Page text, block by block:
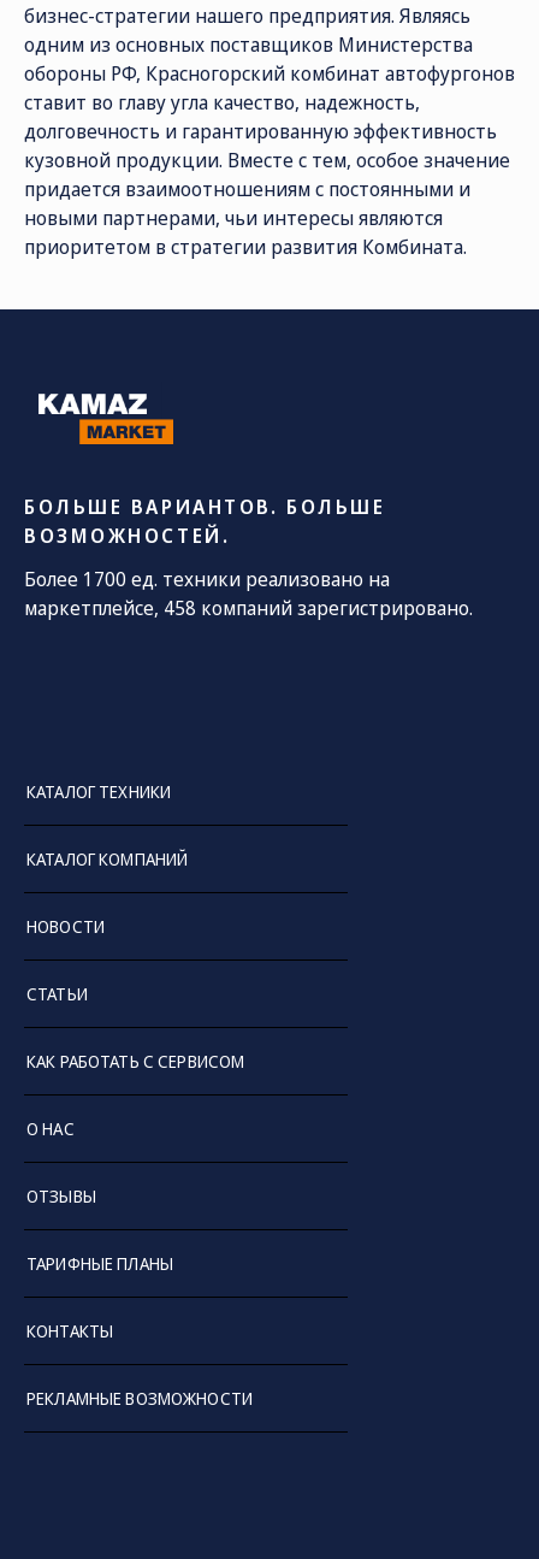
ТЕЛЕФОН
8 (800) 775-82-84
Звонок бесплатный
бизнес-стратегии нашего предприятия. Являясь
одним из основных поставщиков Министерства
обороны РФ, Красногорский комбинат автофургонов
ставит во главу угла качество, надежность,
долговечность и гарантированную эффективность
кузовной продукции. Вместе с тем, особое значение
придается взаимоотношениям с постоянными и
новыми партнерами, чьи интересы являются
приоритетом в стратегии развития Комбината.
БОЛЬШЕ ВАРИАНТОВ. БОЛЬШЕ
ВОЗМОЖНОСТЕЙ.
Более 1700 ед. техники реализовано на
маркетплейсе, 458 компаний зарегистрировано.
КАТАЛОГ ТЕХНИКИ
КАТАЛОГ КОМПАНИЙ
НОВОСТИ
СТАТЬИ
КАК РАБОТАТЬ С СЕРВИСОМ
О НАС
ОТЗЫВЫ
ТАРИФНЫЕ ПЛАНЫ
КОНТАКТЫ
РЕКЛАМНЫЕ ВОЗМОЖНОСТИ